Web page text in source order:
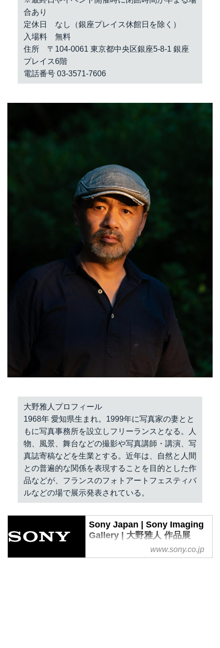
合あり
定休日 なし（銀座プレイス休館日を除く）
入場料 無料
住所 〒104-0061 東京都中央区銀座5-8-1 銀座
プレイス6階
電話番号 03-3571-7606
大野雅人プロフィール
1968年 愛知県生まれ。1999年に写真家の妻とと
もに写真事務所を設立しフリーランスとなる。人
物、風景、舞台などの撮影や写真講師・講演、写
真誌寄稿などを生業とする。近年は、自然と人間
との普遍的な関係を表現することを目的とした作
品などが、フランスのフォトアートフェスティバ
ルなどの場で展示発表されている。
Sony Japan | Sony Imaging
Gallery | 大野雅人 作品展
ソニーが運営する写真や映像のギ
www.sony.co.jp